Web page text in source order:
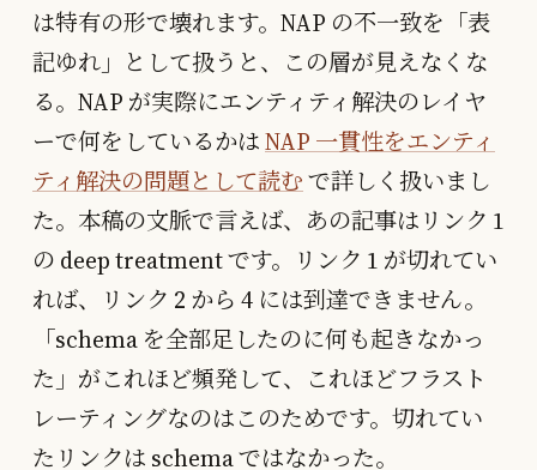
は特有の形で壊れます。NAP の不一致を「表
記ゆれ」として扱うと、この層が見えなくな
る。NAP が実際にエンティティ解決のレイヤ
ーで何をしているかはNAP 一貫性をエンティ
ティ解決の問題として読むで詳しく扱いまし
た。本稿の文脈で言えば、あの記事はリンク 1
の deep treatment です。リンク 1 が切れてい
れば、リンク 2 から 4 には到達できません。
「schema を全部足したのに何も起きなかっ
た」がこれほど頻発して、これほどフラスト
レーティングなのはこのためです。切れてい
たリンクは schema ではなかった。